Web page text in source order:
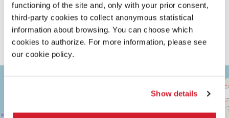
functioning of the site and, only with your prior consent,
third-party cookies to collect anonymous statistical
information about browsing. You can choose which
cookies to authorize. For more information, please see
our cookie policy.
Show details
9